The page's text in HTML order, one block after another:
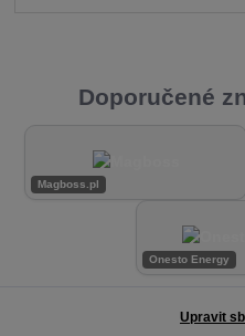
Doporučené
Magboss.pl
Onesto Energy
Upravit